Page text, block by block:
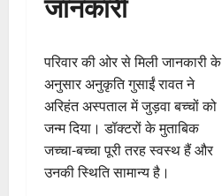
परिवार की ओर से मिली जानकारी के
अनुसार अनुकृति गुसाईं रावत ने
अरिहंत अस्पताल में जुड़वा बच्चों को
जन्म दिया। डॉक्टरों के मुताबिक
जच्चा-बच्चा पूरी तरह स्वस्थ हैं और
उनकी स्थिति सामान्य है।